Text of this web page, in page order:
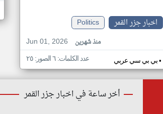
اخبار جزر القمر
Politics
Jun 01, 2026
منذ شهرين
بي بي سي عربي• عدد الكلمات: ٦ الصور: ٢٥
أخر ساعة في اخبار جزر القمر